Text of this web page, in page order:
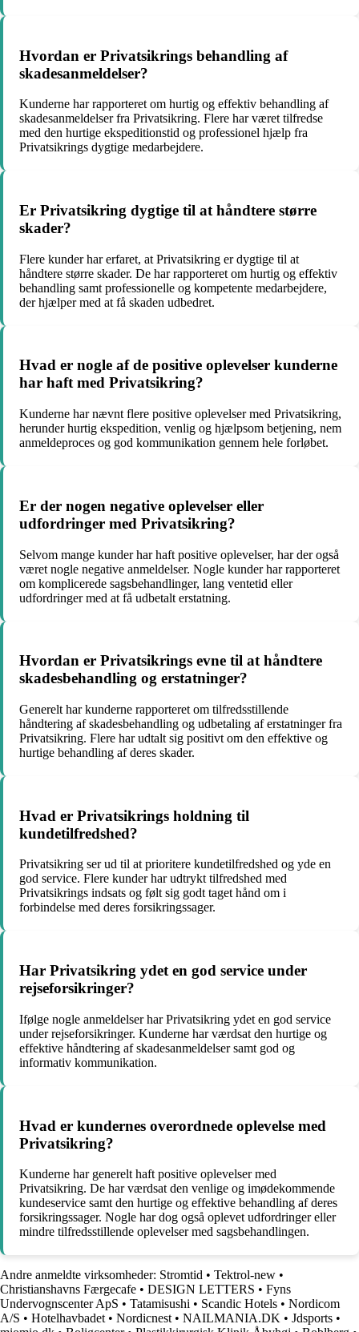
Hvordan er Privatsikrings behandling af
skadesanmeldelser?
Kunderne har rapporteret om hurtig og effektiv behandling af
skadesanmeldelser fra Privatsikring. Flere har været tilfredse
med den hurtige ekspeditionstid og professionel hjælp fra
Privatsikrings dygtige medarbejdere.
Er Privatsikring dygtige til at håndtere større
skader?
Flere kunder har erfaret, at Privatsikring er dygtige til at
håndtere større skader. De har rapporteret om hurtig og effektiv
behandling samt professionelle og kompetente medarbejdere,
der hjælper med at få skaden udbedret.
Hvad er nogle af de positive oplevelser kunderne
har haft med Privatsikring?
Kunderne har nævnt flere positive oplevelser med Privatsikring,
herunder hurtig ekspedition, venlig og hjælpsom betjening, nem
anmeldeproces og god kommunikation gennem hele forløbet.
Er der nogen negative oplevelser eller
udfordringer med Privatsikring?
Selvom mange kunder har haft positive oplevelser, har der også
været nogle negative anmeldelser. Nogle kunder har rapporteret
om komplicerede sagsbehandlinger, lang ventetid eller
udfordringer med at få udbetalt erstatning.
Hvordan er Privatsikrings evne til at håndtere
skadesbehandling og erstatninger?
Generelt har kunderne rapporteret om tilfredsstillende
håndtering af skadesbehandling og udbetaling af erstatninger fra
Privatsikring. Flere har udtalt sig positivt om den effektive og
hurtige behandling af deres skader.
Hvad er Privatsikrings holdning til
kundetilfredshed?
Privatsikring ser ud til at prioritere kundetilfredshed og yde en
god service. Flere kunder har udtrykt tilfredshed med
Privatsikrings indsats og følt sig godt taget hånd om i
forbindelse med deres forsikringssager.
Har Privatsikring ydet en god service under
rejseforsikringer?
Ifølge nogle anmeldelser har Privatsikring ydet en god service
under rejseforsikringer. Kunderne har værdsat den hurtige og
effektive håndtering af skadesanmeldelser samt god og
informativ kommunikation.
Hvad er kundernes overordnede oplevelse med
Privatsikring?
Kunderne har generelt haft positive oplevelser med
Privatsikring. De har værdsat den venlige og imødekommende
kundeservice samt den hurtige og effektive behandling af deres
forsikringssager. Nogle har dog også oplevet udfordringer eller
mindre tilfredsstillende oplevelser med sagsbehandlingen.
Andre anmeldte virksomheder: Stromtid • Tektrol-new •
Christianshavns Færgecafe • DESIGN LETTERS • Fyns
Undervognscenter ApS • Tatamisushi • Scandic Hotels • Nordicom
A/S • Hotelhavbadet • Nordicnest • NAILMANIA.DK • Jdsports •